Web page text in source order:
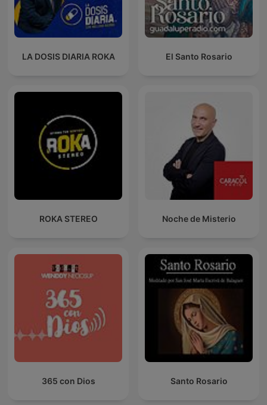
LA DOSIS DIARIA ROKA El Santo Rosario
ROKA STEREO Noche de Misterio
365 con Dios Santo Rosario